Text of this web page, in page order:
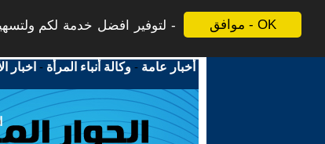
موافق - OK
لتوفير افضل خدمة لكم
أخبار عامة -وكالة أنباء المرأة - اخبار